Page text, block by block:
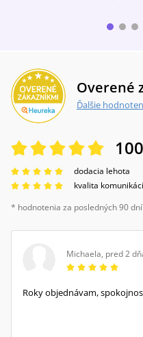
Overené
Ďalšie
dodacia lehota
kvalita
* hodnotenia za posledných 90 dní
Michaela, pred 2
Roky objednávam,